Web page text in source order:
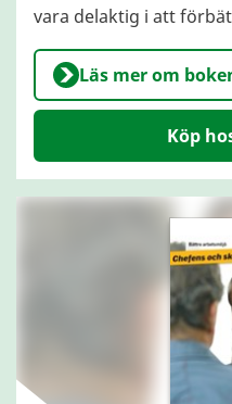
vara delaktig i att
Läs mer om
Köp